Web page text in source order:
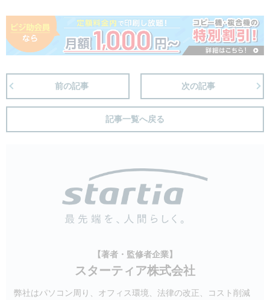
前の記事
記事一覧へ戻る
次の記事
【著者・監修者企業】
スターティア株式会社
弊社はパソコン周り、オフィス環境、法律の改正、コスト削減